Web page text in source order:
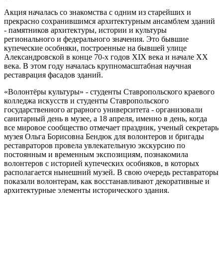
Акция началась со знакомства с одним из старейших и
прекрасно сохранившимся архитектурным ансамблем зданий
- памятников архитектуры, истории и культуры
регионального и федерального значения. Это бывшие
купеческие особняки, построенные на бывшей улице
Александровской в конце 70-х годов XIX века и начале XX
века. В этом году началась крупномасштабная научная
реставрация фасадов зданий.
«Волонтёры культуры» - студенты Ставропольского краевого
колледжа искусств и студенты Ставропольского
государственного аграрного университета - организовали
санитарный день в музее, а 18 апреля, именно в день, когда
все мировое сообщество отмечает праздник, ученый секретарь
музея Ольга Борисовна Бендюк для волонтеров и бригады
реставраторов провела увлекательную экскурсию по
постоянным и временным экспозициям, познакомила
волонтеров с историей купеческих особняков, в которых
располагается нынешний музей. В свою очередь реставраторы
показали волонтерам, как восстанавливают декоративные и
архитектурные элементы исторического здания.